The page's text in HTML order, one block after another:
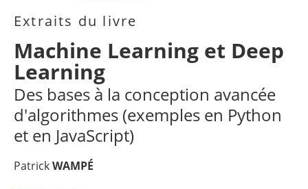
Extraits du livre
Machine Learning et Deep
Learning
Des bases à la conception avancée
d'algorithmes (exemples en Python
et en JavaScript)
PatrickWAMPÉ